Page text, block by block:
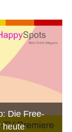
Die Free-
heute